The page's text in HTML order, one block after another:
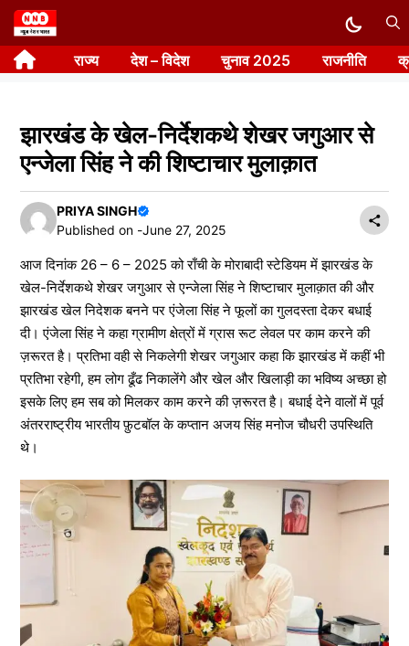
Skip
to
content राज्य देश – विदेश चुनाव 2025 राजनीति
झारखंड के खेल-निर्देशकथे शेखर जगुआर से
एन्जेला सिंह ने की शिष्टाचार मुलाक़ात
PRIYA SINGH
Published on -June 27, 2025
आज दिनांक 26 – 6 – 2025 को राँची के मोराबादी स्टेडियम में झारखंड के
खेल-निर्देशकथे शेखर जगुआर से एन्जेला सिंह ने शिष्टाचार मुलाक़ात की और
झारखंड खेल निदेशक बनने पर एंजेला सिंह ने फूलों का गुलदस्ता देकर बधाई
दी। एंजेला सिंह ने कहा ग्रामीण क्षेत्रों में ग्रास रूट लेवल पर काम करने की
ज़रूरत है। प्रतिभा वही से निकलेगी शेखर जगुआर कहा कि झारखंड में कहीं भी
प्रतिभा रहेगी, हम लोग ढूँढ निकालेंगे और खेल और खिलाड़ी का भविष्य अच्छा हो
इसके लिए हम सब को मिलकर काम करने की ज़रूरत है। बधाई देने वालों में पूर्व
अंतरराष्ट्रीय भारतीय फ़ुटबॉल के कप्तान अजय सिंह मनोज चौधरी उपस्थिति
थे।